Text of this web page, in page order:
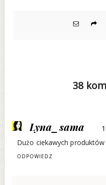
38
Lyna_sama
Dużo ciekawych produktów
ODPOWIEDZ